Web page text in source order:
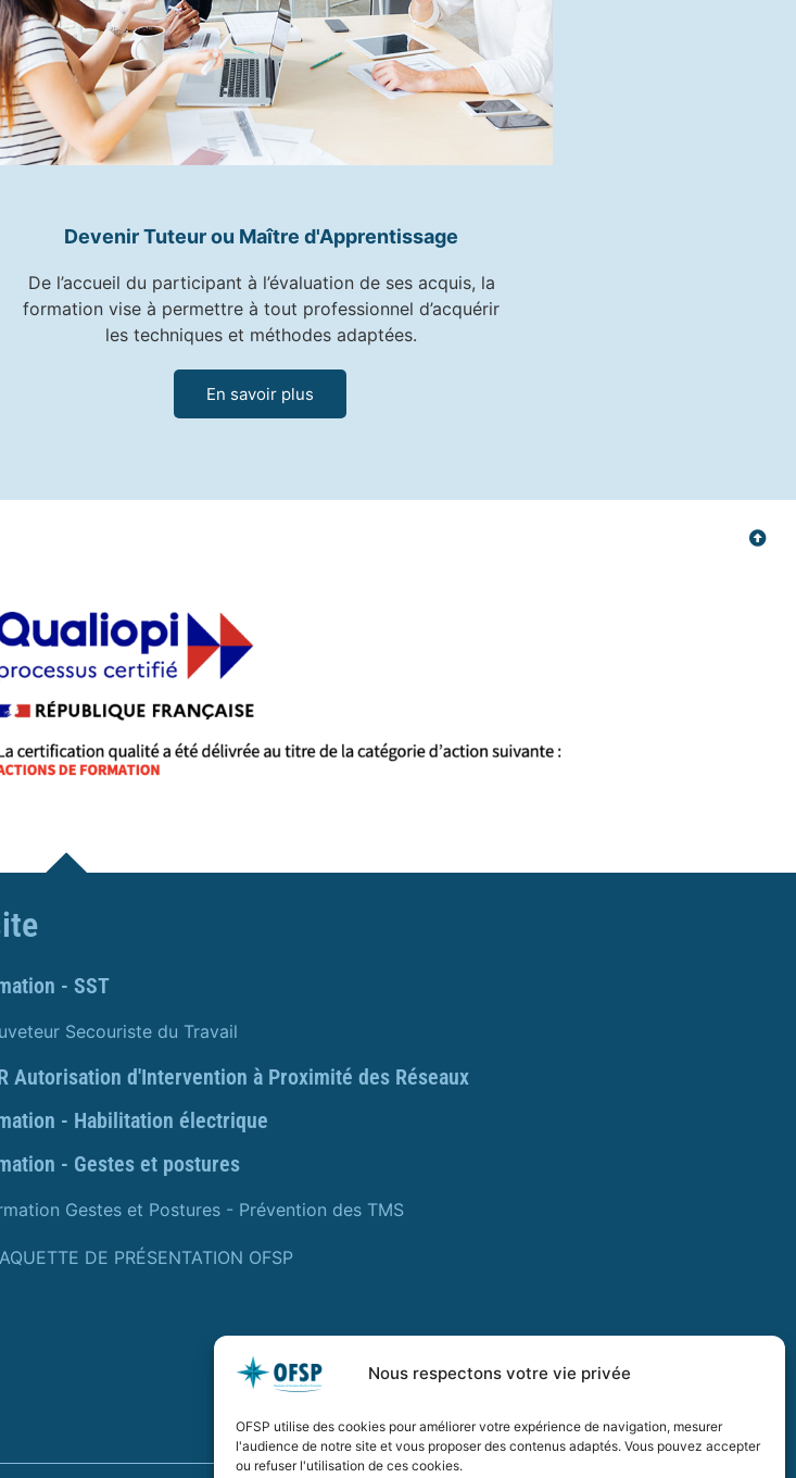
Nous respectons votre vie privée
OFSP utilise des cookies pour améliorer votre expérience de navigation, mesurer
l'audience de notre site et vous proposer des contenus adaptés. Vous pouvez accepter
ou refuser l'utilisation de ces cookies.
Devenir Tuteur ou Maître d'Apprentissage
De l’accueil du participant à l’évaluation de ses acquis, la
formation vise à permettre à tout professionnel d’acquérir
les techniques et méthodes adaptées.
En savoir plus
- SST
Secouriste du Travail
Autorisation d'Intervention à Proximité des Réseaux
- Habilitation électrique
- Gestes et postures
Gestes et Postures - Prévention des TMS
DE PRÉSENTATION OFSP